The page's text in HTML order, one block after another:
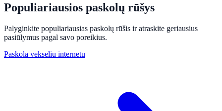
Populiariausios paskolų rūšys
Palyginkite populiariausias paskolų rūšis ir atraskite geriausius
pasiūlymus pagal savo poreikius.
Paskola vekseliu internetu